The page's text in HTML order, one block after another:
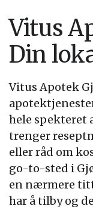
Vitus
Din
Vitus Apotek
hele spekteret
trenger
eller råd om
go-to-sted i
en nærmere
har å tilby og